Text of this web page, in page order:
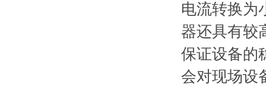
电流转换为
器还具有较
保证设备的
会对现场设